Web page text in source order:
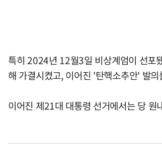
특히 2024년 12월3일 비상계엄이 선포
해 가결시켰고, 이어진 '탄핵소추안' 발
이어진 제21대 대통령 선거에서는 당 원